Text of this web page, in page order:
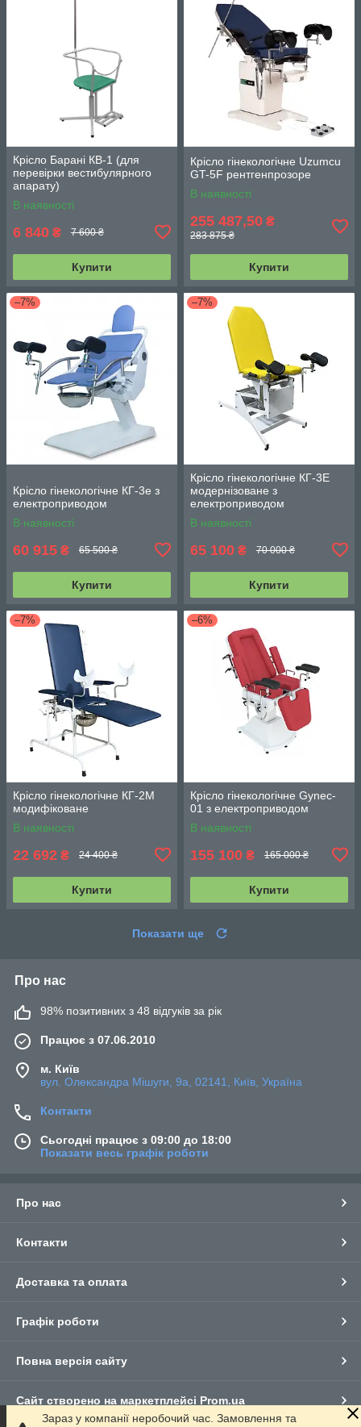
Крісло Барані КВ-1 (для
перевірки вестибулярного
апарату)
В наявності
6 840 ₴ 7 600 ₴
Купити
Крісло гінекологічне Uzumcu
GT-5F рентгенпрозоре
В наявності
255 487,50 ₴
283 875 ₴
Купити
–7%
Крісло гінекологічне КГ-3е з
електроприводом
В наявності
60 915 ₴ 65 500 ₴
Купити
–7%
Крісло гінекологічне КГ-3Е
модернізоване з
електроприводом
В наявності
65 100 ₴ 70 000 ₴
Купити
–7%
Крісло гінекологічне КГ-2М
модифіковане
В наявності
22 692 ₴ 24 400 ₴
Купити
–6%
Крісло гінекологічне Gynec-
01 з електроприводом
В наявності
155 100 ₴ 165 000 ₴
Купити
Показати ще
Про нас
98% позитивних з 48 відгуків за рік
Працює з 07.06.2010
м. Київ
вул. Олександра Мішуги, 9а, 02141, Київ, Україна
Контакти
Сьогодні працює з 09:00 до 18:00
Показати весь графік роботи
Про нас
Контакти
Доставка та оплата
Графік роботи
Повна версія сайту
Сайт створено на маркетплейсі Prom.ua
Зараз у компанії неробочий час. Замовлення та